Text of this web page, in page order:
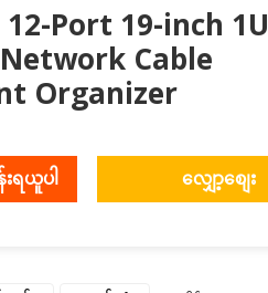
Port 19-inch 1U
Cable
Organizer
ရယူပါ လျှော့စျေး